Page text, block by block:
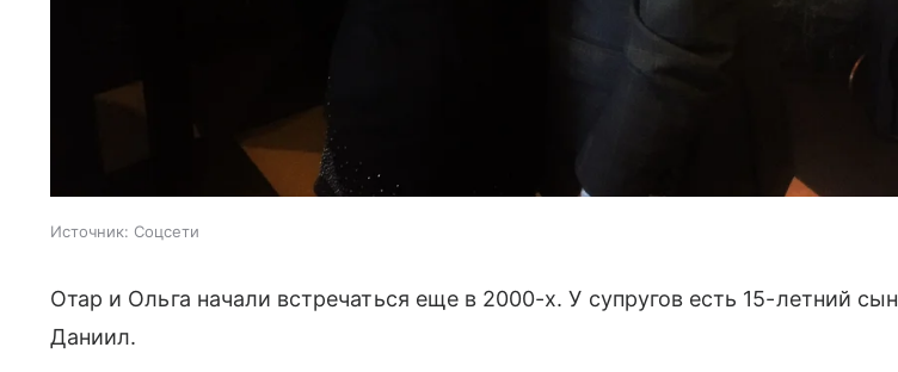
Источник: Соцсети
Отар и Ольга начали встречаться еще в 2000-х. У супругов есть 15-летний сын
Даниил.